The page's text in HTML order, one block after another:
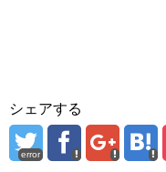
シェアする
error